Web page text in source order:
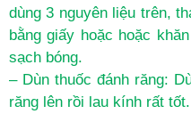
dùng 3 nguyên liệu trên,
bằng giấy hoặc hoặc
sạch bóng.
– Dùn thuốc đánh răng:
răng lên rồi lau kính rất tốt.